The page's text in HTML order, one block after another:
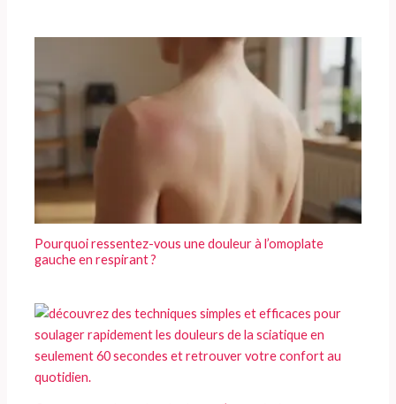
Pourquoi ressentez-vous une douleur à l’omoplate
gauche en respirant ?